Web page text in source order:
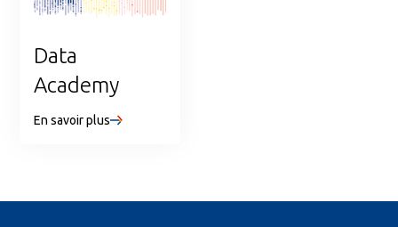
Data
Academy
En savoir plus